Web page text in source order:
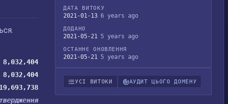
8,032,404
8,032,404
19,693,738
ДАТА ВИТОКУ
2021-01-13 6 years ago
ДОДАНО
2021-05-21 5 years ago
ОСТАННЄ ОНОВЛЕННЯ
2021-05-21 5 years ago
УСІ ВИТОКИ АУДИТ ЦЬОГО ДОМЕНУ